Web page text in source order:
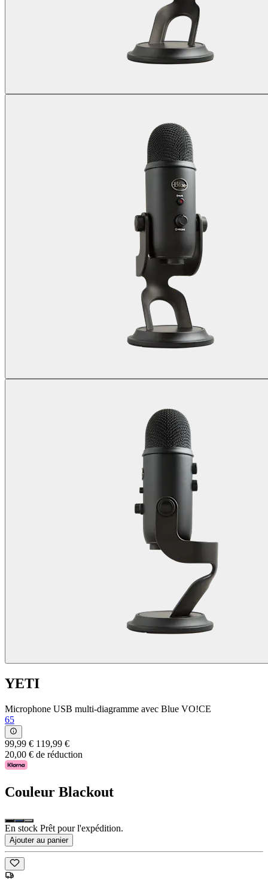
YETI
Microphone USB multi-diagramme avec Blue VO!CE
65
99,99 € 119,99 €
20,00 € de réduction
Couleur Blackout
En stock Prêt pour l'expédition.
Ajouter au panier